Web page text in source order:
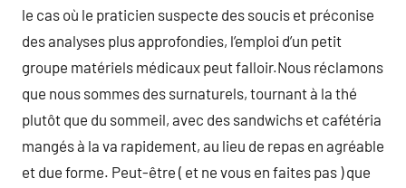
le cas où le praticien suspecte des soucis et préconise
des analyses plus approfondies, l’emploi d’un petit
groupe matériels médicaux peut falloir.Nous réclamons
que nous sommes des surnaturels, tournant à la thé
plutôt que du sommeil, avec des sandwichs et cafétéria
mangés à la va rapidement, au lieu de repas en agréable
et due forme. Peut-être ( et ne vous en faites pas ) que